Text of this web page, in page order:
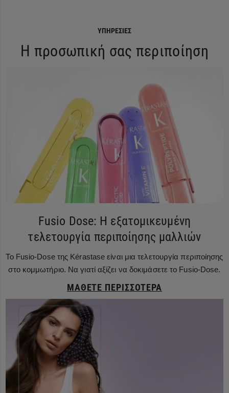
ΥΠΗΡΕΣΊΕΣ
Η προσωπική σας περιποίηση
Fusio Dose: Η εξατομικευμένη
τελετουργία περιποίησης μαλλιών
Το Fusio-Dose της Kérastase είναι μια τελετουργία περιποίησης
στο κομμωτήριο. Να γιατί αξίζει να δοκιμάσετε το Fusio-Dose.
ΜΆΘΕΤΕ ΠΕΡΙΣΣΌΤΕΡΑ